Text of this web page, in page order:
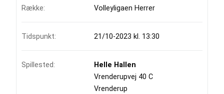
Række: Volleyligaen Herrer
Tidspunkt: 21/10-2023 kl. 13:30
Spillested:
Helle Hallen
Vrenderupvej 40 C
Vrenderup